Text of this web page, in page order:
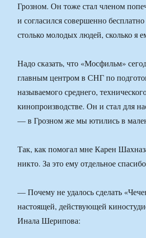
Грозном. Он тоже стал членом
и согласился совершенно
столько молодых людей, сколько я
Надо сказать, что «Мосфильм»
главным центром в СНГ по
называемого среднего,
кинопроизводстве. Он и стал для
— в Грозном же мы ютились в
Так, как помогал мне Карен
никто. За это ему отдельное
— Почему не удалось сделать
настоящей, действующей
Инала Шерипова: